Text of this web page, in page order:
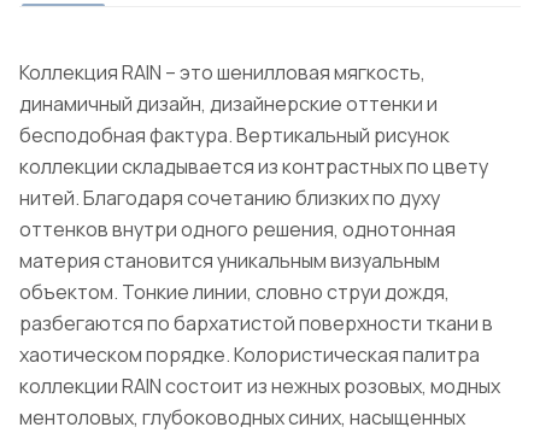
Коллекция RAIN – это шенилловая мягкость,
динамичный дизайн, дизайнерские оттенки и
бесподобная фактура. Вертикальный рисунок
коллекции складывается из контрастных по цвету
нитей. Благодаря сочетанию близких по духу
оттенков внутри одного решения, однотонная
материя становится уникальным визуальным
объектом. Тонкие линии, словно струи дождя,
разбегаются по бархатистой поверхности ткани в
хаотическом порядке. Колористическая палитра
коллекции RAIN состоит из нежных розовых, модных
ментоловых, глубоководных синих, насыщенных